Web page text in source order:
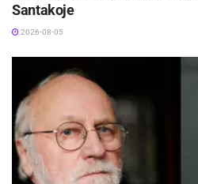
Skalbimo mašina |
Naudokite švelnų skalbiklį,
spalvotiems audiniams.
drabužius, apsvarstykite
Santakoje
2026-08-05